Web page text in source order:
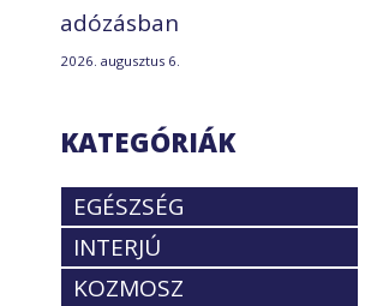
adózásban
2026. augusztus 6.
KATEGÓRIÁK
EGÉSZSÉG
INTERJÚ
KOZMOSZ